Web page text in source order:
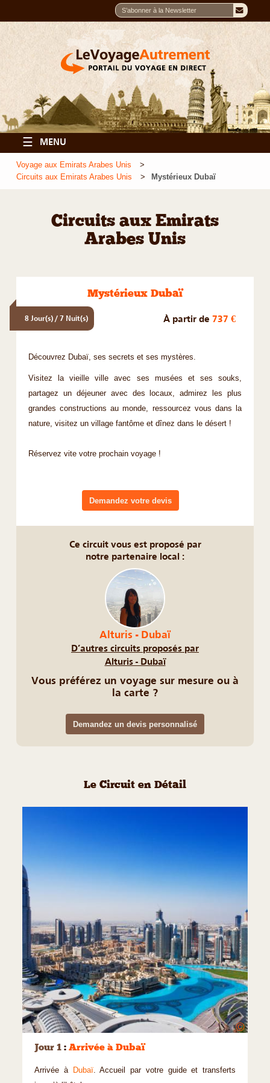
☰ MENU
Voyage aux Emirats Arabes Unis
Circuits aux Emirats Arabes Unis
Mystérieux Dubaï
Circuits aux Emirats
Arabes Unis
Mystérieux Dubaï
8 Jour(s) / 7 Nuit(s) À partir de 737 €
Découvrez Dubaï, ses secrets et ses mystères.
Visitez la vieille ville avec ses musées et ses souks,
partagez un déjeuner avec des locaux, admirez les plus
grandes constructions au monde, ressourcez vous dans la
nature, visitez un village fantôme et dînez dans le désert !
Réservez vite votre prochain voyage !
Demandez votre devis
Ce circuit vous est proposé par
notre partenaire local :
Alturis - Dubaï
D’autres circuits proposés par
Alturis - Dubaï
Vous préférez un voyage sur mesure ou à
la carte ?
Demandez un devis personnalisé
Le Circuit en Détail
©
Jour 1 : Arrivée à Dubaï
Arrivée à Dubaï. Accueil par votre guide et transferts